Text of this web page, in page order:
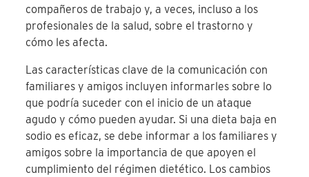
compañeros de trabajo y, a veces, incluso a los
profesionales de la salud, sobre el trastorno y
cómo les afecta.
Las características clave de la comunicación con
familiares y amigos incluyen informarles sobre lo
que podría suceder con el inicio de un ataque
agudo y cómo pueden ayudar. Si una dieta baja en
sodio es eficaz, se debe informar a los familiares y
amigos sobre la importancia de que apoyen el
cumplimiento del régimen dietético. Los cambios